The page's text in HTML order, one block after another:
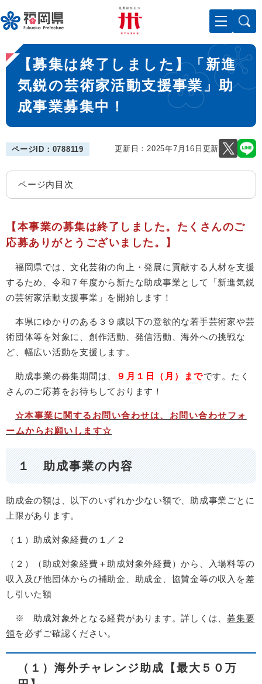
ー
ジ
先
頭
メニューを飛ばして本文へ
本
文
【募集は終了しました】「新進
気鋭の芸術家活動支援事業」助
成事業募集中！
ページID：0788119 更新日：2025年7月16日更新
ページ内目次
【本事業の募集は終了しました。たくさんのご
応募ありがとうございました。】
福岡県では、文化芸術の向上・発展に貢献する人材を支援
するため、令和７年度から新たな助成事業として「新進気鋭
の芸術家活動支援事業」を開始します！
本県にゆかりのある３９歳以下の意欲的な若手芸術家や芸
術団体等を対象に、創作活動、発信活動、海外への挑戦な
ど、幅広い活動を支援します。
助成事業の募集期間は、 ９月１日（月）までです。たく
さんのご応募をお待ちしております！
☆本事業に関するお問い合わせは、お問い合わせフォ
ームからお願いします☆
１ 助成事業の内容
助成金の額は、以下のいずれか少ない額で、助成事業ごとに
上限があります。
（１）助成対象経費の１／２
（２）（助成対象経費＋助成対象外経費）から、入場料等の
収入及び他団体からの補助金、助成金、協賛金等の収入を差
し引いた額
※ 助成対象外となる経費があります。詳しくは、 募集要
領を必ずご確認ください。
（１）海外チャレンジ助成【最大５０万